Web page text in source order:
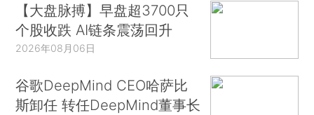
【大盘脉搏】早盘超3700只
个股收跌 AI链条震荡回升
2026年08月06日
谷歌DeepMind CEO哈萨比
斯卸任 转任DeepMind董事长